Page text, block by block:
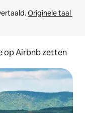
Originele taal
op Airbnb zetten